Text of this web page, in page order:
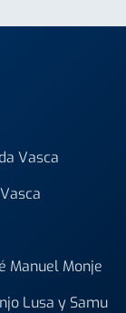
Vasca
Manuel Monje
Lusa y Samu